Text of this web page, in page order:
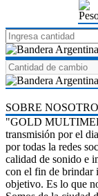
SOBRE
"GOLD
transmisión por el
por todas la redes
calidad de sonido e
con el fin de brindar
objetivo. Es lo que